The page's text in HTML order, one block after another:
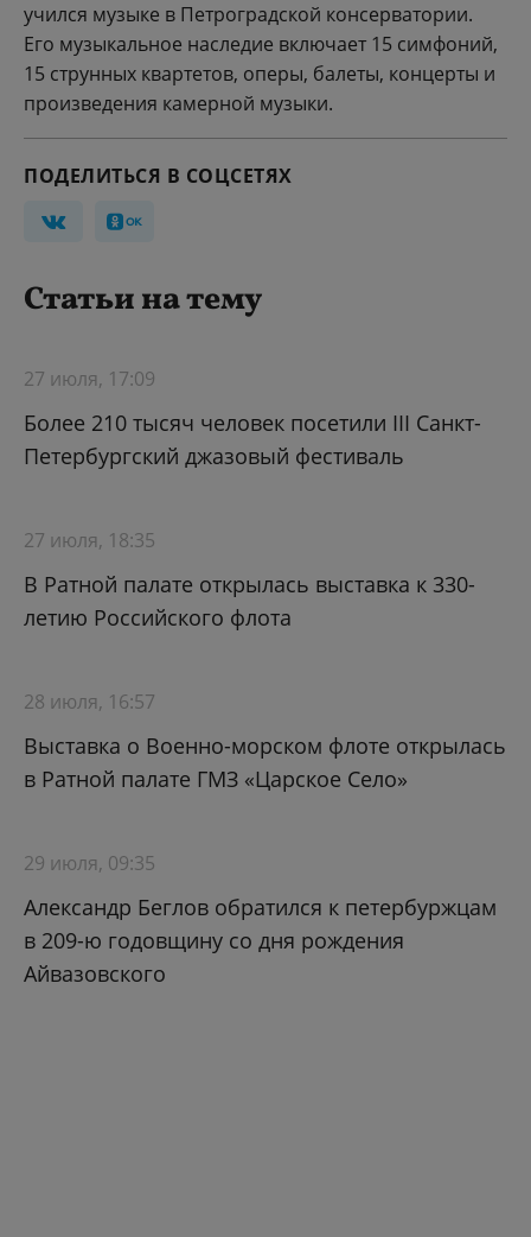
учился музыке в Петроградской консерватории.
Его музыкальное наследие включает 15 симфоний,
15 струнных квартетов, оперы, балеты, концерты и
произведения камерной музыки.
ПОДЕЛИТЬСЯ В СОЦСЕТЯХ
Статьи на тему
27 июля, 17:09
Более 210 тысяч человек посетили III Санкт-
Петербургский джазовый фестиваль
27 июля, 18:35
В Ратной палате открылась выставка к 330-
летию Российского флота
28 июля, 16:57
Выставка о Военно-морском флоте открылась
в Ратной палате ГМЗ «Царское Село»
29 июля, 09:35
Александр Беглов обратился к петербуржцам
в 209-ю годовщину со дня рождения
Айвазовского